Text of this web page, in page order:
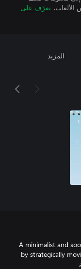
تعرّف على
المزيد
A minimalist and
by strategically